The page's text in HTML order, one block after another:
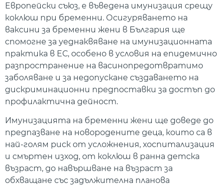
Европейски съюз, е въведена имунизация срещу
коклюш при бременни. Осигуряването на
ваксини за бременни жени в България ще
спомогне за уеднаквяване на имунизационната
практика в ЕС, особено в условия на епидемично
разпространение на васинопредотвратимо
заболяване и за недопускане създаването на
дискриминационни предпоставки за достъп до
профилактична дейност.
Имунизацията на бременни жени ще доведе до
предпазване на новородените деца, които са в
най-голям риск от усложнения, хоспитализация
и смъртен изход, от коклюш в ранна детска
възраст, до навършване на възраст за
обхващане със задължителна планова